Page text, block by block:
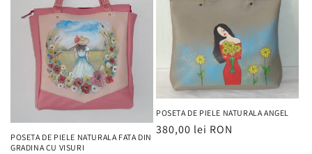
POSETA DE PIELE NATURALA FATA DIN
GRADINA CU VISURI
POSETA DE PIELE NATURALA ANGEL
Preț
380,00 lei RON